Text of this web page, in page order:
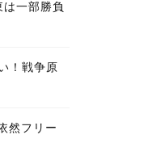
一部勝負
！戦争原
然フリー